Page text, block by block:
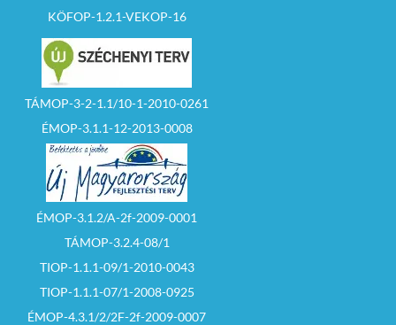
KÖFOP-1.2.1-VEKOP-16
TÁMOP-3-2-1.1/10-1-2010-0261
ÉMOP-3.1.1-12-2013-0008
ÉMOP-3.1.2/A-2f-2009-0001
TÁMOP-3.2.4-08/1
TIOP-1.1.1-09/1-2010-0043
TIOP-1.1.1-07/1-2008-0925
ÉMOP-4.3.1/2/2F-2f-2009-0007